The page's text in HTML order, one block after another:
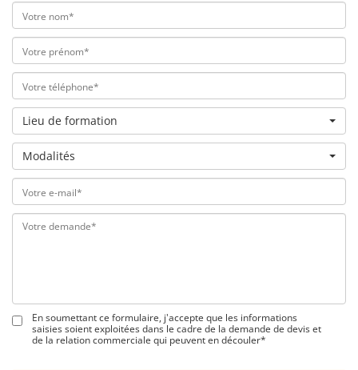
Lieu de formation
Modalités
En soumettant ce formulaire, j'accepte que les informations
saisies soient exploitées dans le cadre de la demande de devis et
de la relation commerciale qui peuvent en découler*